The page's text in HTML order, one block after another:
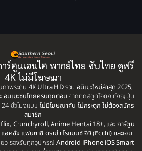
ร์ตูนเฮนไต พากย์ไทย ซับไทย ดูฟรี
4K ไม่มีโฆษณา
าพระดับ 4K Ultra HDรวม อนิเมะใหม่ล่าสุด 2025,
อนิเมะซับไทยครบทุกตอน จากทุกสตูดิโอดัง ทั้งญี่ปุ่น
ชั่วโมงแบบ ไม่มีโฆษณาคั่น ไม่กระตุก ไม่ต้องสมัคร
สมาชิก
, Crunchyroll,Anime Hentai 18+, และ การ์ตูน
แอคชั่น แฟนตาซี ดราม่า โรแมนซ์ อีจิ (Ecchi) และเฮน
ยว รองรับทุกอุปกรณ์Android iPhone iOS Smart